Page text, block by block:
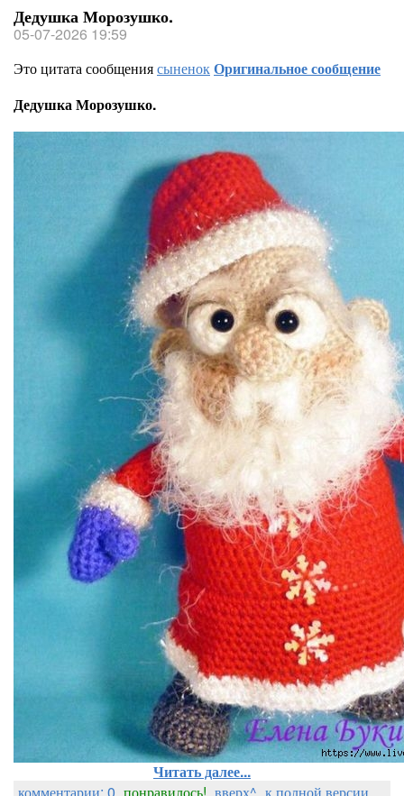
Дедушка Морозушко.
05-07-2026 19:59
Это цитата сообщениясыненокОригинальное сообщение
Дедушка Морозушко.
Читать далее...